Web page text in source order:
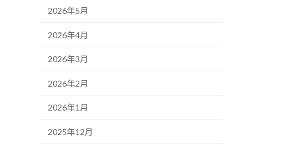
2026年5月
2026年4月
2026年3月
2026年2月
2026年1月
2025年12月